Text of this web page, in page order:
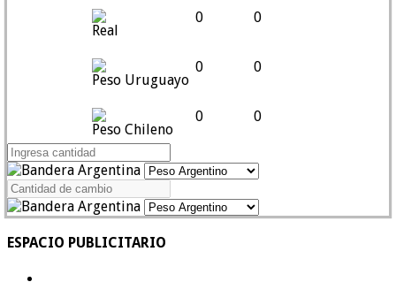
Real
0 0
Peso Uruguayo
0 0
Peso Chileno
0 0
ESPACIO PUBLICITARIO